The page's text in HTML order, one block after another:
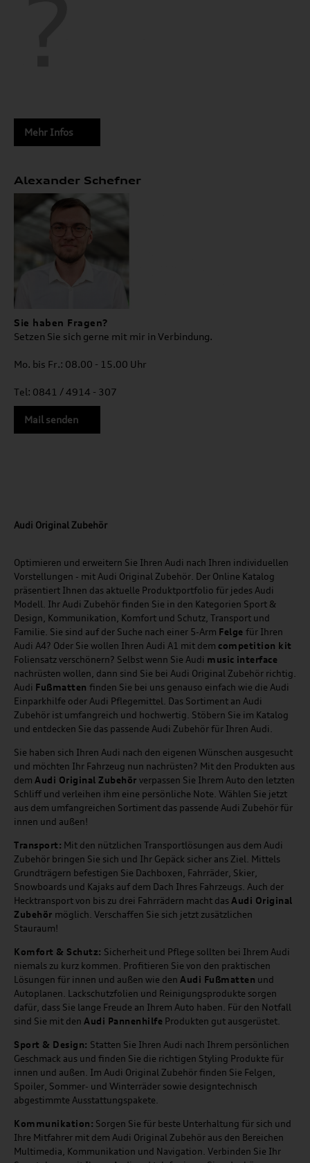
Mehr Infos
Alexander Schefner
Sie haben Fragen?
Setzen Sie sich gerne mit mir in Verbindung.
Mo. bis Fr.: 08.00 - 15.00 Uhr
Tel: 0841 / 4914 - 307
Mail senden
Audi Original Zubehör
Optimieren und erweitern Sie Ihren Audi nach Ihren individuellen
Vorstellungen - mit Audi Original Zubehör. Der Online Katalog
präsentiert Ihnen das aktuelle Produktportfolio für jedes Audi
Modell. Ihr Audi Zubehör finden Sie in den Kategorien Sport &
Design, Kommunikation, Komfort und Schutz, Transport und
Familie. Sie sind auf der Suche nach einer 5-Arm Felge für Ihren
Audi A4? Oder Sie wollen Ihren Audi A1 mit dem competition kit
Foliensatz verschönern? Selbst wenn Sie Audi music interface
nachrüsten wollen, dann sind Sie bei Audi Original Zubehör richtig.
Audi Fußmatten finden Sie bei uns genauso einfach wie die Audi
Einparkhilfe oder Audi Pflegemittel. Das Sortiment an Audi
Zubehör ist umfangreich und hochwertig. Stöbern Sie im Katalog
und entdecken Sie das passende Audi Zubehör für Ihren Audi.
Sie haben sich Ihren Audi nach den eigenen Wünschen ausgesucht
und möchten Ihr Fahrzeug nun nachrüsten? Mit den Produkten aus
dem Audi Original Zubehör verpassen Sie Ihrem Auto den letzten
Schliff und verleihen ihm eine persönliche Note. Wählen Sie jetzt
aus dem umfangreichen Sortiment das passende Audi Zubehör für
innen und außen!
Transport: Mit den nützlichen Transportlösungen aus dem Audi
Zubehör bringen Sie sich und Ihr Gepäck sicher ans Ziel. Mittels
Grundträgern befestigen Sie Dachboxen, Fahrräder, Skier,
Snowboards und Kajaks auf dem Dach Ihres Fahrzeugs. Auch der
Hecktransport von bis zu drei Fahrrädern macht das Audi Original
Zubehör möglich. Verschaffen Sie sich jetzt zusätzlichen
Stauraum!
Komfort & Schutz: Sicherheit und Pflege sollten bei Ihrem Audi
niemals zu kurz kommen. Profitieren Sie von den praktischen
Lösungen für innen und außen wie den Audi Fußmatten und
Autoplanen. Lackschutzfolien und Reinigungsprodukte sorgen
dafür, dass Sie lange Freude an Ihrem Auto haben. Für den Notfall
sind Sie mit den Audi Pannenhilfe Produkten gut ausgerüstet.
Sport & Design: Statten Sie Ihren Audi nach Ihrem persönlichen
Geschmack aus und finden Sie die richtigen Styling Produkte für
innen und außen. Im Audi Original Zubehör finden Sie Felgen,
Spoiler, Sommer- und Winterräder sowie designtechnisch
abgestimmte Ausstattungspakete.
Kommunikation: Sorgen Sie für beste Unterhaltung für sich und
Ihre Mitfahrer mit dem Audi Original Zubehör aus den Bereichen
Multimedia, Kommunikation und Navigation. Verbinden Sie Ihr